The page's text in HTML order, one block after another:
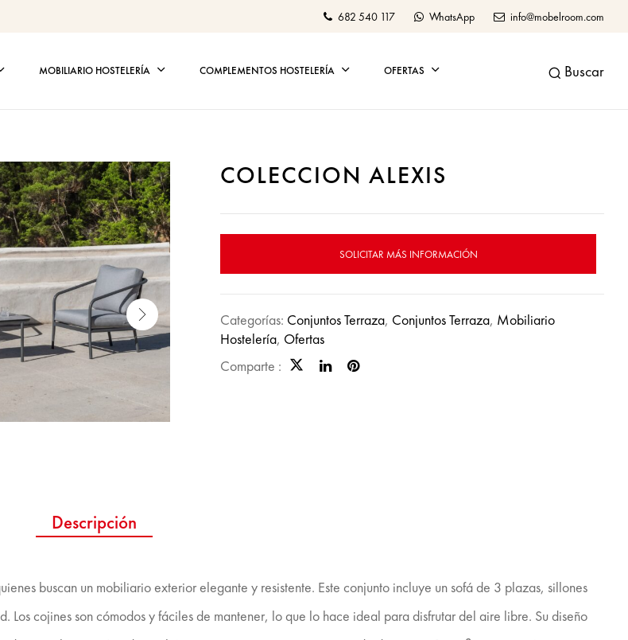
682 540 117 WhatsApp info@mobelroom.com
MOBILIARIO HOSTELERÍA COMPLEMENTOS HOSTELERÍA OFERTAS Buscar
COLECCION ALEXIS
SOLICITAR MÁS INFORMACIÓN
Categorías: Conjuntos Terraza, Conjuntos Terraza, Mobiliario
Hostelería, Ofertas
Comparte :
Descripción
buscan un mobiliario exterior elegante y resistente. Este conjunto incluye un sofá de 3 plazas, sillones
cojines son cómodos y fáciles de mantener, lo que lo hace ideal para disfrutar del aire libre. Su diseño